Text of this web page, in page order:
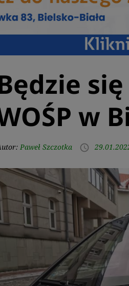
się
w
Paweł Szczotka access_time